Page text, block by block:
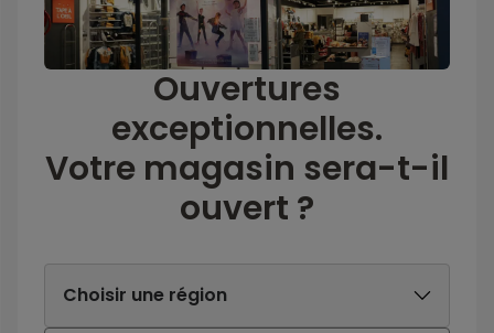
Ouvertures
exceptionnelles.
Votre magasin sera-t-il
ouvert ?